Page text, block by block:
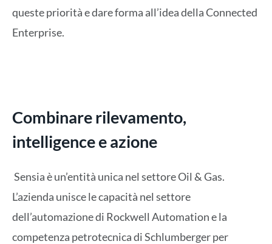
queste priorità e dare forma all’idea della Connected
Enterprise.
Combinare rilevamento,
intelligence e azione
Sensia è un’entità unica nel settore Oil & Gas.
L’azienda unisce le capacità nel settore
dell’automazione di Rockwell Automation e la
competenza petrotecnica di Schlumberger per